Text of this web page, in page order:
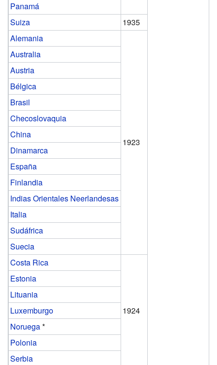
Panamá
Suiza
1935
Alemania
1923
Australia
Austria
Bélgica
Brasil
Checoslovaquia
China
Dinamarca
España
Finlandia
Indias Orientales Neerlandesas
Italia
Sudáfrica
Suecia
Costa Rica
1924
Estonia
Lituania
Luxemburgo
Noruega*
Polonia
Serbia